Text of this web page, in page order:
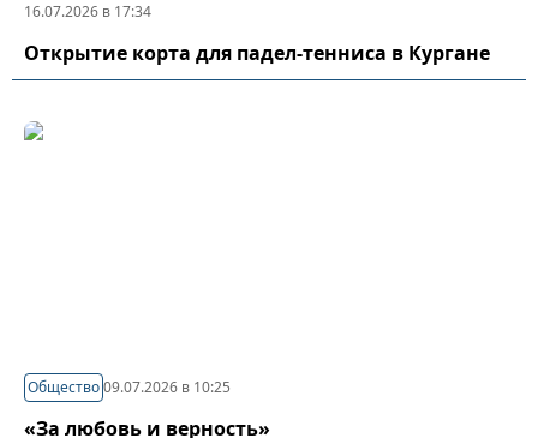
16.07.2026 в 17:34
Открытие корта для падел-тенниса в Кургане
Общество09.07.2026 в 10:25
«За любовь и верность»